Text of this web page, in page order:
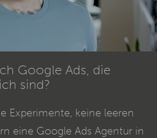
Google Ads, die
sind?
Experimente, keine leeren
eine Google Ads Agentur in